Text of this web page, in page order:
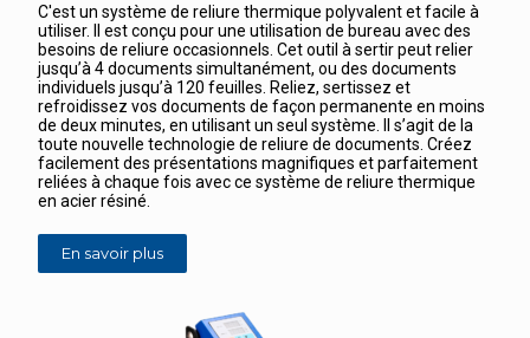
C'est un système de reliure thermique polyvalent et facile à
utiliser. Il est conçu pour une utilisation de bureau avec des
besoins de reliure occasionnels. Cet outil à sertir peut relier
jusqu’à 4 documents simultanément, ou des documents
individuels jusqu’à 120 feuilles. Reliez, sertissez et
refroidissez vos documents de façon permanente en moins
de deux minutes, en utilisant un seul système. Il s’agit de la
toute nouvelle technologie de reliure de documents. Créez
facilement des présentations magnifiques et parfaitement
reliées à chaque fois avec ce système de reliure thermique
en acier résiné.
En savoir plus